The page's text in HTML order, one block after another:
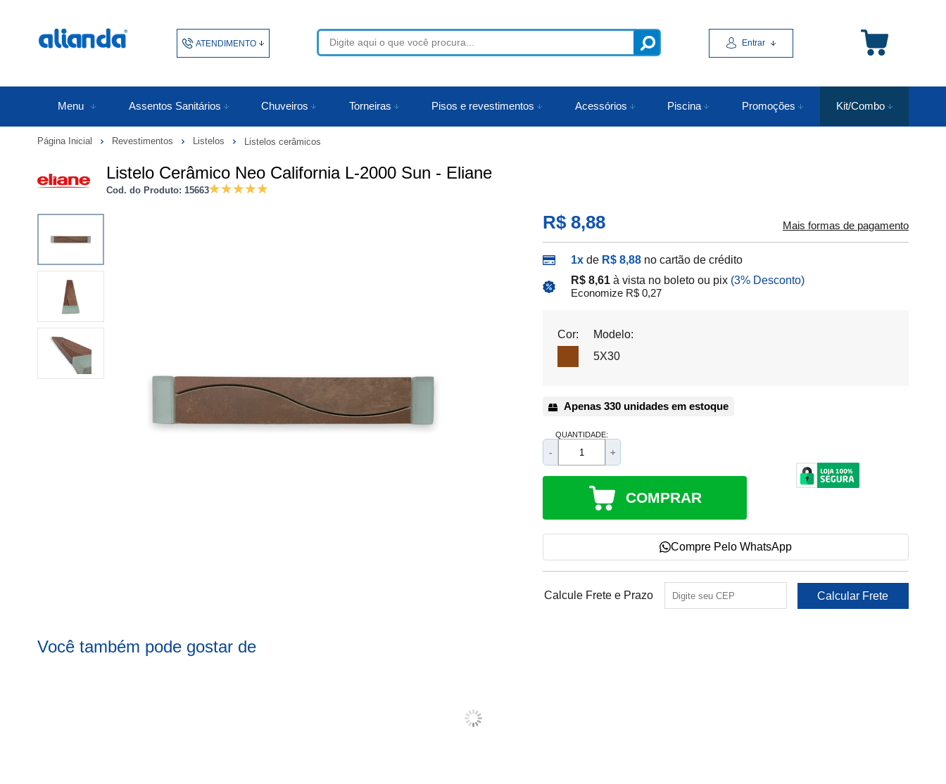
ATENDIMENTO
4834381753
atendimento@alianda.com.br
Entrar
Menu Assentos Sanitários Chuveiros Torneiras Pisos e revestimentos Acessórios Piscina Promoções Kit/Combo
Página Inicial Revestimentos Listelos Listelos cerâmicos
Listelo Cerâmico Neo California L-2000 Sun - Eliane
Cod. do Produto: 15663
R$ 8,88 Mais formas de pagamento
1x de R$ 8,88 no cartão de crédito
R$ 8,61à vista no boleto ou pix (3% Desconto)
Economize R$ 0,27
Cor:
Modelo:
5X30
Apenas 330 unidades em estoque
QUANTIDADE:
- +
COMPRAR
Compre Pelo WhatsApp
Calcule Frete e Prazo
Você também pode gostar de